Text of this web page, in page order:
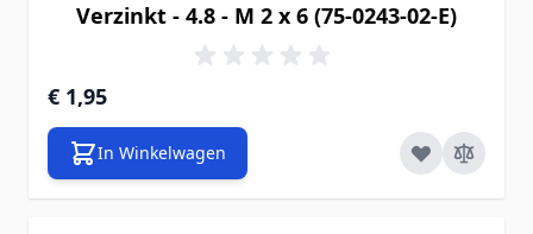
Verzinkt - 4.8 - M 2 x 6 (75-0243-02-E)
€ 1,95
In Winkelwagen